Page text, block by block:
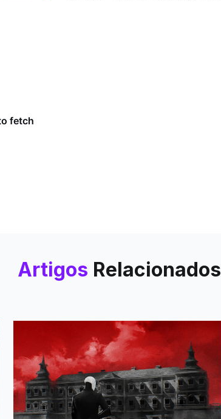
Artigos Relacionados